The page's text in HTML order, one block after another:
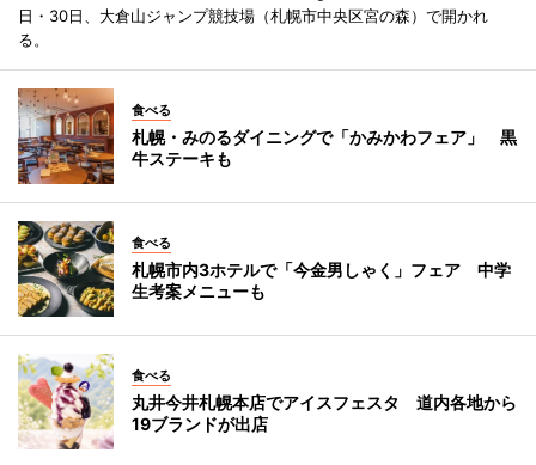
日・30日、大倉山ジャンプ競技場（札幌市中央区宮の森）で開かれ
る。
食べる
札幌・みのるダイニングで「かみかわフェア」 黒
牛ステーキも
食べる
札幌市内3ホテルで「今金男しゃく」フェア 中学
生考案メニューも
食べる
丸井今井札幌本店でアイスフェスタ 道内各地から
19ブランドが出店